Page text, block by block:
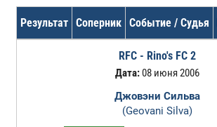
Результат Соперник Событие / Судья
RFC - Rino's FC 2
Дата:08 июня 2006
Джовэни Сильва
(Geovani Silva)